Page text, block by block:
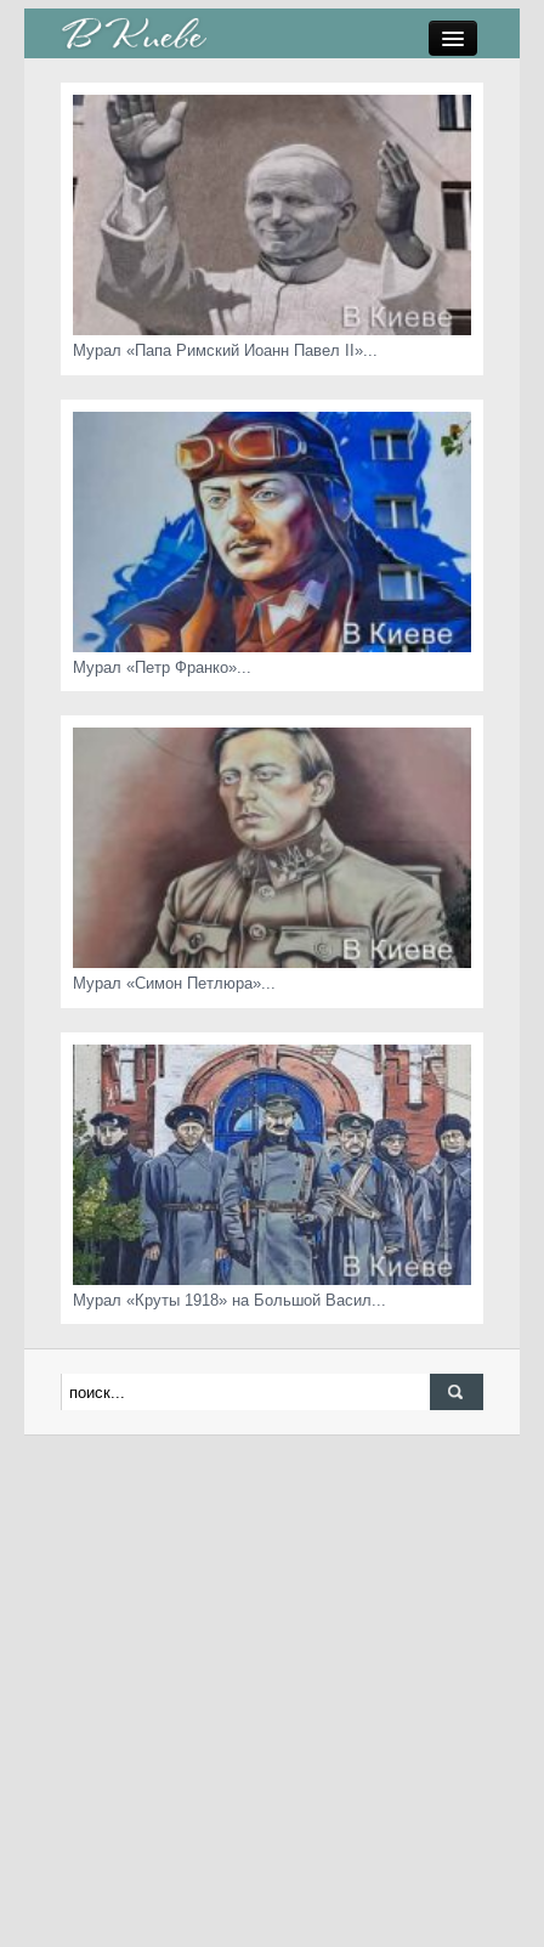
стрит-арт
коты Киева
скамейки
часы Киева
Мурал «Папа Римский Иоанн Павел II»...
Мурал «Петр Франко»...
Мурал «Симон Петлюра»...
Мурал «Круты 1918» на Большой Васил...